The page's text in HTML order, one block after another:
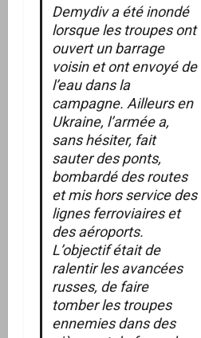
Demydiv a été inondé
lorsque les troupes ont
ouvert un barrage
voisin et ont envoyé de
l’eau dans la
campagne. Ailleurs en
Ukraine, l’armée a,
sans hésiter, fait
sauter des ponts,
bombardé des routes
et mis hors service des
lignes ferroviaires et
des aéroports.
L’objectif était de
ralentir les avancées
russes, de faire
tomber les troupes
ennemies dans des